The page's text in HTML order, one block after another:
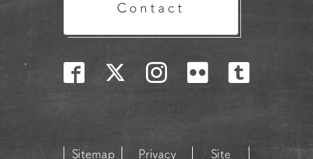
Contact
Sitemap Privacy Site